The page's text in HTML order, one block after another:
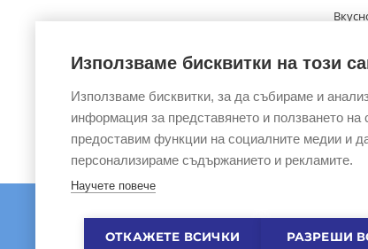
Използваме бисквитки на този
Използваме бисквитки, за да събираме и
информация за представянето и ползването на
предоставим функции на социалните медии и
персонализираме съдържанието и рекламите.
Научете повече
ОТКАЖЕТЕ ВСИЧКИ РАЗРЕШИ